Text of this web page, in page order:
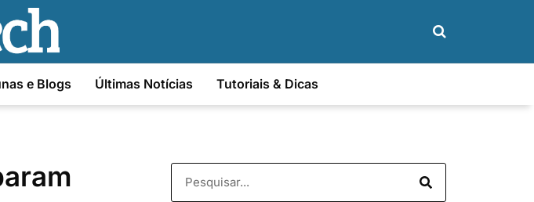
e Blogs Últimas Notícias Tutoriais & Dicas